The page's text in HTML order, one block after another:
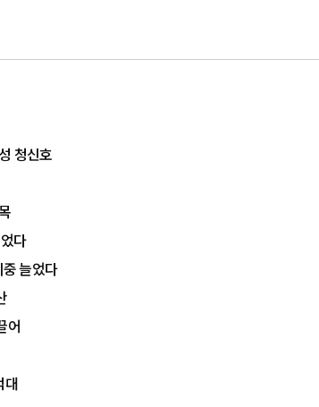
청신호
다
늘었다
어
대